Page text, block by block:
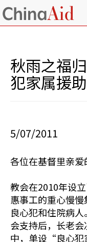
秋雨之福
犯家属援
5/07/2011
各位在基督里亲爱
教会在2010年设
惠事工的重心慢慢
良心犯和住院病
会支持后，长老
中，单设“良心犯